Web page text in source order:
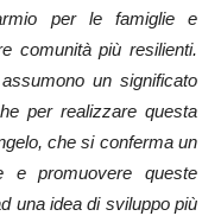
per le famiglie e
comunità più resilienti.
un significato
per realizzare questa
che si conferma un
e promuovere queste
una idea di sviluppo più